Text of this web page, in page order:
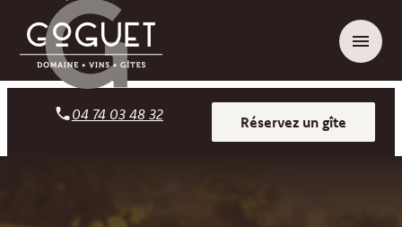
menu
04 74 03 48 32 Réservez un gîte
Panneau de gestion des cookies